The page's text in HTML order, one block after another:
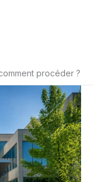
procéder ?